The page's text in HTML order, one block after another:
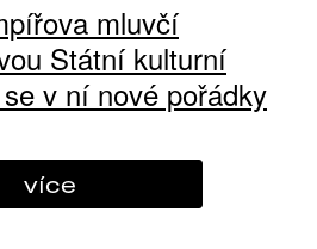
mluvčí
Státní kulturní
v ní nové pořádky
více